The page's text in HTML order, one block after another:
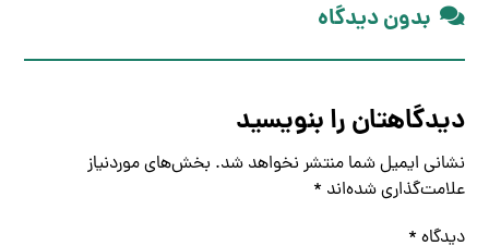
بدون دیدگاه
دیدگاهتان را بنویسید
نشانی ایمیل شما منتشر نخواهد شد. بخش‌های موردنیاز
علامت‌گذاری شده‌اند *
دیدگاه *